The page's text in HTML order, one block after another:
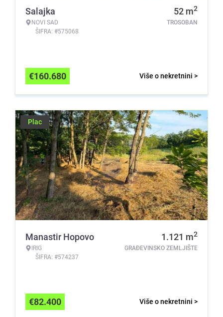
Salajka
NOVI SAD
ŠIFRA: #575068
52 m2
TROSOBAN
Više o nekretnini >
€160.680
Plac
Manastir Hopovo
IRIG
ŠIFRA: #574237
1.121 m2
GRAĐEVINSKO ZEMLJIŠTE
Više o nekretnini >
€82.400